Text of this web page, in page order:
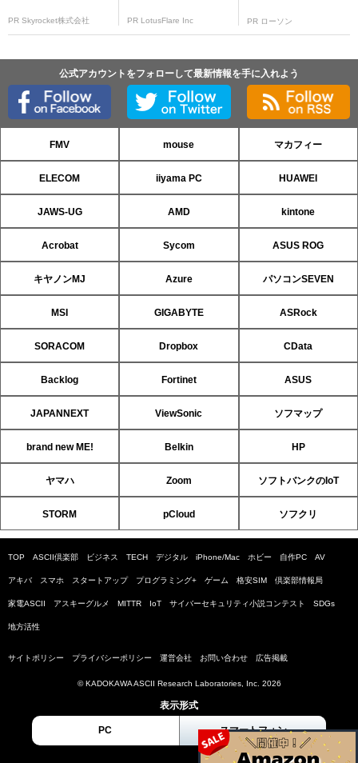
PR Skyrocket株式会社 PR LotusFlare Inc PR ローソン
公式アカウントをフォローして最新情報を手に入れよう
FMV mouse マカフィー
ELECOM iiyama PC HUAWEI
JAWS-UG AMD kintone
Acrobat Sycom ASUS ROG
キヤノンMJ Azure パソコンSEVEN
MSI GIGABYTE ASRock
SORACOM Dropbox CData
Backlog Fortinet ASUS
JAPANNEXT ViewSonic ソフマップ
brand new ME! Belkin HP
ヤマハ Zoom ソフトバンクのIoT
STORM pCloud ソフクリ
TOP ASCII倶楽部 ビジネス TECH デジタル iPhone/Mac ホビー 自作PC AV
アキバ スマホ スタートアップ プログラミング+ ゲーム 格安SIM 倶楽部情報局
家電ASCII アスキーグルメ MITTR IoT サイバーセキュリティ小説コンテスト SDGs
地方活性
サイトポリシー プライバシーポリシー 運営会社 お問い合わせ 広告掲載
© KADOKAWA ASCII Research Laboratories, Inc. 2026
表示形式
PC スマートフォン